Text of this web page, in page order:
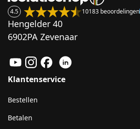
4.5 10183 beoordelingen
Hengelder 40
6902PA Zevenaar
Klantenservice
Bestellen
Betalen